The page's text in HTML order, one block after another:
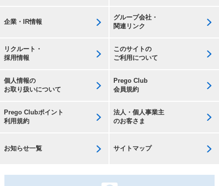
企業・IR情報
グループ会社・
関連リンク
リクルート・
採用情報
このサイトの
ご利用について
個人情報の
お取り扱いについて
Prego Club
会員規約
Prego Clubポイント
利用規約
法人・個人事業主
のお客さま
お知らせ一覧 サイトマップ